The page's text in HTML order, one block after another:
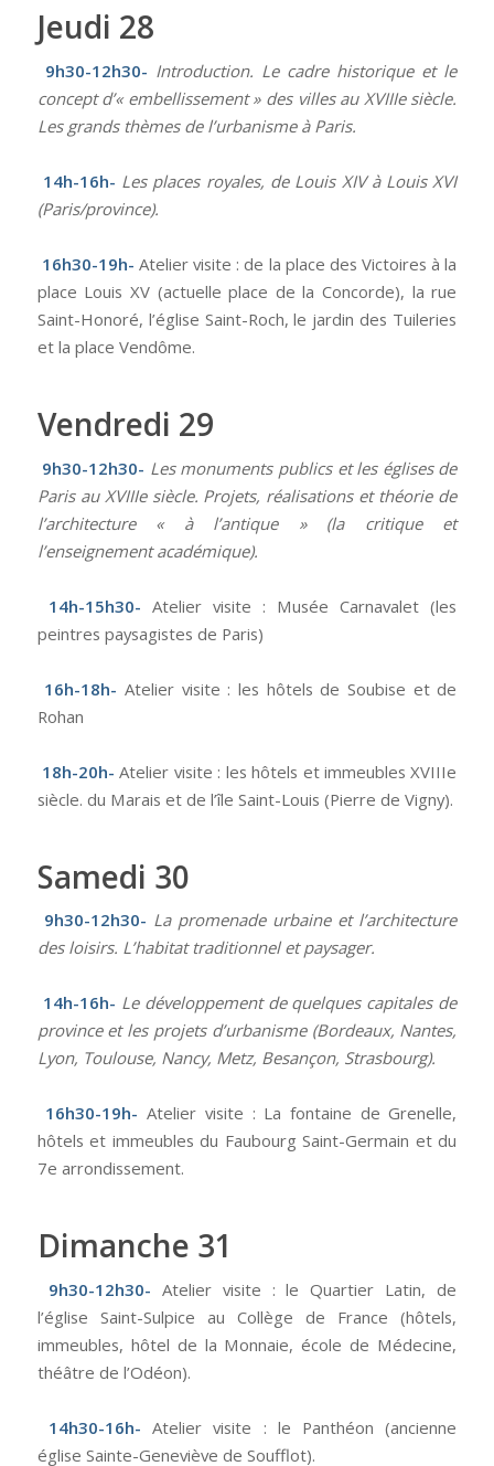
Jeudi 28
9h30-12h30- Introduction. Le cadre historique et le
concept d’« embellissement » des villes au XVIIIe siècle.
Les grands thèmes de l’urbanisme à Paris.
14h-16h- Les places royales, de Louis XIV à Louis XVI
(Paris/province).
16h30-19h- Atelier visite : de la place des Victoires à la
place Louis XV (actuelle place de la Concorde), la rue
Saint-Honoré, l’église Saint-Roch, le jardin des Tuileries
et la place Vendôme.
Vendredi 29
9h30-12h30- Les monuments publics et les églises de
Paris au XVIIIe siècle. Projets, réalisations et théorie de
l’architecture « à l’antique » (la critique et
l’enseignement académique).
14h-15h30- Atelier visite : Musée Carnavalet (les
peintres paysagistes de Paris)
16h-18h- Atelier visite : les hôtels de Soubise et de
Rohan
18h-20h- Atelier visite : les hôtels et immeubles XVIIIe
siècle. du Marais et de l’île Saint-Louis (Pierre de Vigny).
Samedi 30
9h30-12h30- La promenade urbaine et l’architecture
des loisirs. L’habitat traditionnel et paysager.
14h-16h- Le développement de quelques capitales de
province et les projets d’urbanisme (Bordeaux, Nantes,
Lyon, Toulouse, Nancy, Metz, Besançon, Strasbourg).
16h30-19h- Atelier visite : La fontaine de Grenelle,
hôtels et immeubles du Faubourg Saint-Germain et du
7e arrondissement.
Dimanche 31
9h30-12h30- Atelier visite : le Quartier Latin, de
l’église Saint-Sulpice au Collège de France (hôtels,
immeubles, hôtel de la Monnaie, école de Médecine,
théâtre de l’Odéon).
14h30-16h- Atelier visite : le Panthéon (ancienne
église Sainte-Geneviève de Soufflot).